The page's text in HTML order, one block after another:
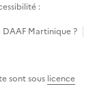
:
Martinique ?
sont sous licence